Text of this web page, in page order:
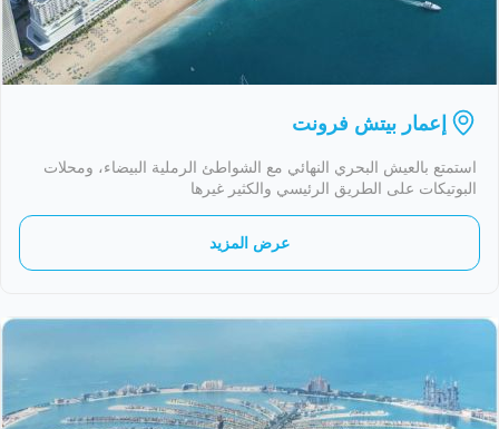
إعمار بيتش فرونت
استمتع بالعيش البحري النهائي مع الشواطئ الرملية البيضاء، ومحلات
البوتيكات على الطريق الرئيسي والكثير غيرها
عرض المزيد